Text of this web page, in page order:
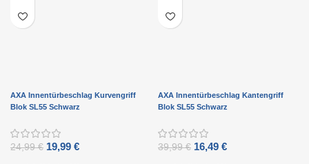
AXA Innentürbeschlag Kurvengriff
Blok SL55 Schwarz
24,99€ 19,99 €
AXA Innentürbeschlag Kantengriff
Blok SL55 Schwarz
39,99€ 16,49 €